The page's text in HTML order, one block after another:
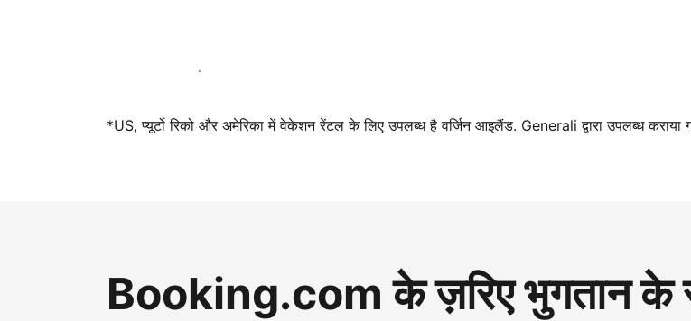
आज ही हमारे साथ मेजबानी करें
*US, प्यूर्टो रिको और अमेरिका में वेकेशन रेंटल के लिए उपलब्ध है वर्जिन आइलैंड. Generali द्वारा उपलब्ध कराया
Booking.com के ज़रिए भुगतान के